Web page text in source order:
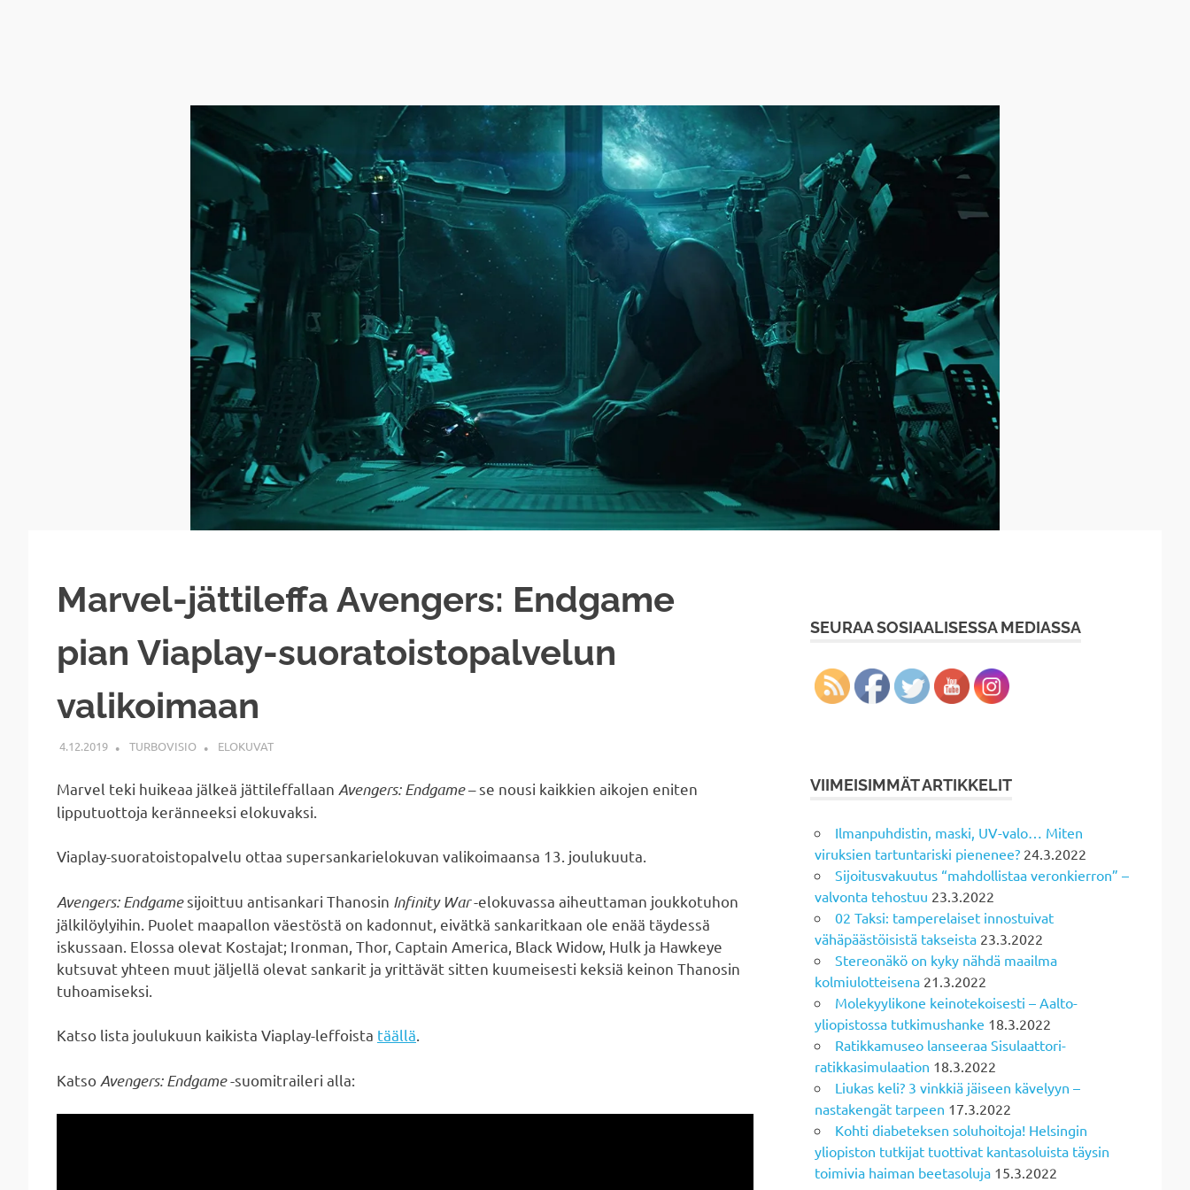
Marvel-jättileffa Avengers: Endgame
pian Viaplay-suoratoistopalvelun
valikoimaan
4.12.2019 TURBOVISIO ELOKUVAT
Marvel teki huikeaa jälkeä jättileffallaan Avengers: Endgame– se nousi kaikkien aikojen eniten
lipputuottoja keränneeksi elokuvaksi.
Viaplay-suoratoistopalvelu ottaa supersankarielokuvan valikoimaansa 13. joulukuuta.
Avengers: Endgamesijoittuu antisankari Thanosin Infinity War-elokuvassa aiheuttaman joukkotuhon
jälkilöylyihin. Puolet maapallon väestöstä on kadonnut, eivätkä sankaritkaan ole enää täydessä
iskussaan. Elossa olevat Kostajat; Ironman, Thor, Captain America, Black Widow, Hulk ja Hawkeye
kutsuvat yhteen muut jäljellä olevat sankarit ja yrittävät sitten kuumeisesti keksiä keinon Thanosin
tuhoamiseksi.
Katso lista joulukuun kaikista Viaplay-leffoista täällä.
Katso Avengers: Endgame-suomitraileri alla:
SEURAA SOSIAALISESSA MEDIASSA
VIIMEISIMMÄT ARTIKKELIT
Ilmanpuhdistin, maski, UV-valo… Miten
viruksien tartuntariski pienenee? 24.3.2022
Sijoitusvakuutus “mahdollistaa veronkierron” –
valvonta tehostuu 23.3.2022
02 Taksi: tamperelaiset innostuivat
vähäpäästöisistä takseista 23.3.2022
Stereonäkö on kyky nähdä maailma
kolmiulotteisena 21.3.2022
Molekyylikone keinotekoisesti – Aalto-
yliopistossa tutkimushanke 18.3.2022
Ratikkamuseo lanseeraa Sisulaattori-
ratikkasimulaation 18.3.2022
Liukas keli? 3 vinkkiä jäiseen kävelyyn –
nastakengät tarpeen 17.3.2022
Kohti diabeteksen soluhoitoja! Helsingin
yliopiston tutkijat tuottivat kantasoluista täysin
toimivia haiman beetasoluja 15.3.2022